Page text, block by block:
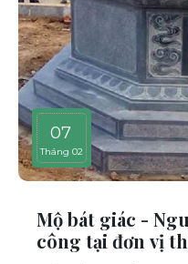
07
Tháng 02
Mộ bát giác -
công tại đơn vị